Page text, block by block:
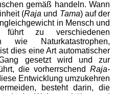
gemäß handeln. Wann
(Raja und Tama) auf der
in Mensch und
zu verschiedenen
wie Naturkatastrophen,
dies eine Art automatischer
gesetzt wird und zur
die vorherrschend Raja-
Entwicklung umzukehren
besteht darin, die